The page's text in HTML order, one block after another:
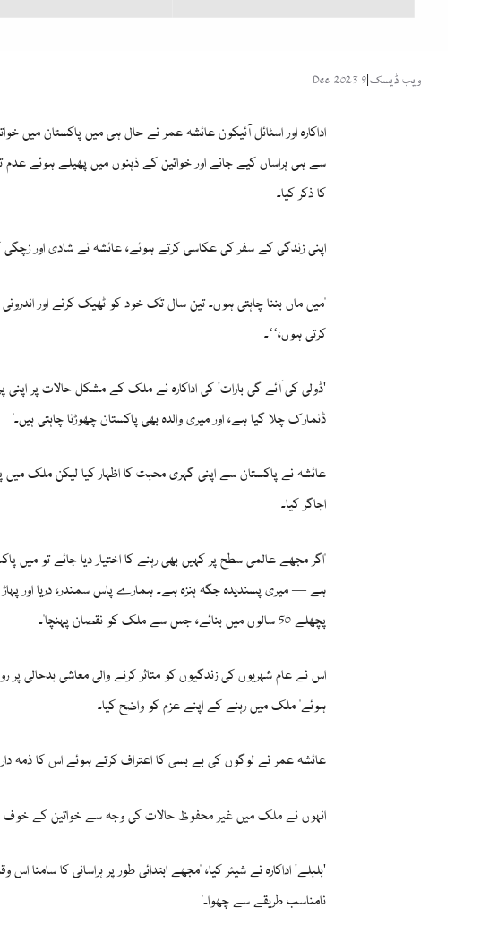
ویب ڈیسک 9 Dec 2023
اداکارہ اور اسٹائل آئیکون عائشہ عمر نے حال ہی میں پاکستان میں
سے ہی ہراساں کیے جانے اور خواتین کے ذہنوں میں پھیلے ہوئے
کا ذکر کیا۔
اپنی زندگی کے سفر کی عکاسی کرتے ہوئے، عائشہ نے شادی اور زچگی
"میں ماں بننا چاہتی ہوں۔ تین سال تک خود کو ٹھیک کرنے اور
کرتی ہوں،‘‘۔
'ڈولی کی آئے گی بارات' کی اداکارہ نے ملک کے مشکل حالات پر اپنی
ڈنمارک چلا گیا ہے، اور میری والدہ بھی پاکستان چھوڑنا چاہتی ہیں۔"
عائشہ نے پاکستان سے اپنی گہری محبت کا اظہار کیا لیکن ملک
اجاگر کیا۔
"اگر مجھے عالمی سطح پر کہیں بھی رہنے کا اختیار دیا جائے تو
ہے — میری پسندیدہ جگہ ہنزہ ہے۔ ہمارے پاس سمندر، دریا اور
پچھلے 50 سالوں میں بنائے، جس سے ملک کو نقصان پہنچا"۔
اس نے عام شہریوں کی زندگیوں کو متاثر کرنے والی معاشی بدحالی پر
ہوئے" ملک میں رہنے کے اپنے عزم کو واضح کیا۔
عائشہ عمر نے لوگوں کی بے بسی کا اعتراف کرتے ہوئے اس کا ذمہ دار
انہوں نے ملک میں غیر محفوظ حالات کی وجہ سے خواتین کے خوف
'بلبلے' اداکارہ نے شیئر کیا، "مجھے ابتدائی طور پر ہراسانی کا
نامناسب طریقے سے چھوا۔"